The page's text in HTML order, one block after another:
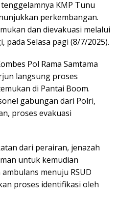
KMP Tunu
perkembangan.
dan dievakuasi melalui
pada Selasa pagi (8/7/2025).
Pol Rama Samtama
langsung proses
di Pantai Boom.
gabungan dari Polri,
proses evakuasi
dari perairan, jenazah
untuk kemudian
menuju RSUD
proses identifikasi oleh